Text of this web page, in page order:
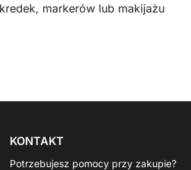
markerów lub makijażu
KONTAKT
Potrzebujesz pomocy przy zakupie?